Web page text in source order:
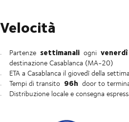
Velocità
Partenze settimanali ogni venerdì
destinazione Casablanca (MA-20)
ETA a Casablanca il giovedì della
Tempi di transito 96h door to
Distribuzione locale e consegna